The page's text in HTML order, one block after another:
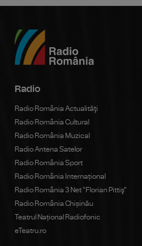
Radio
Radio România Actualităţi
Radio România Cultural
Radio România Muzical
Radio Antena Satelor
Radio România Sport
Radio România Internațional
Radio România 3 Net "Florian Pittiş"
Radio România Chișinău
Teatrul Național Radiofonic
eTeatru.ro